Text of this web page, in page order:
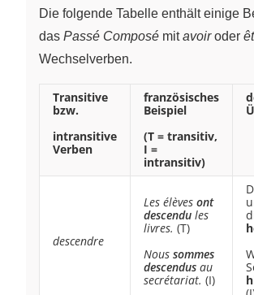
Die folgende Tabelle enthält einige
das Passé Composé mitavoiroder
Wechselverben.
Transitive
bzw.
intransitive
Verben
französisches
Beispiel
(T = transitiv,
I =
intransitiv)
descendre
Les élèves ont
descendu les
livres. (T)
Nous sommes
descendus au
secrétariat. (I)